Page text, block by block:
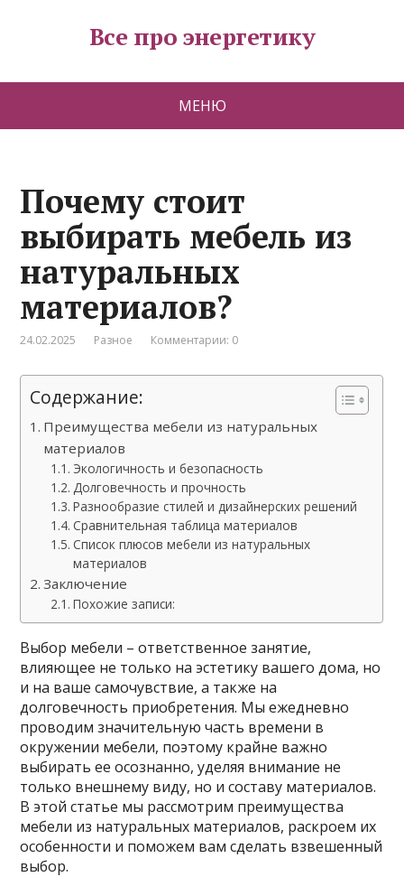
Все про энергетику
МЕНЮ
Почему стоит
выбирать мебель из
натуральных
материалов?
24.02.2025 Разное Комментарии: 0
Содержание:
Преимущества мебели из натуральных
материалов
Экологичность и безопасность
Долговечность и прочность
Разнообразие стилей и дизайнерских решений
Сравнительная таблица материалов
Список плюсов мебели из натуральных
материалов
Заключение
Похожие записи:
Выбор мебели – ответственное занятие,
влияющее не только на эстетику вашего дома, но
и на ваше самочувствие, а также на
долговечность приобретения. Мы ежедневно
проводим значительную часть времени в
окружении мебели, поэтому крайне важно
выбирать ее осознанно, уделяя внимание не
только внешнему виду, но и составу материалов.
В этой статье мы рассмотрим преимущества
мебели из натуральных материалов, раскроем их
особенности и поможем вам сделать взвешенный
выбор.